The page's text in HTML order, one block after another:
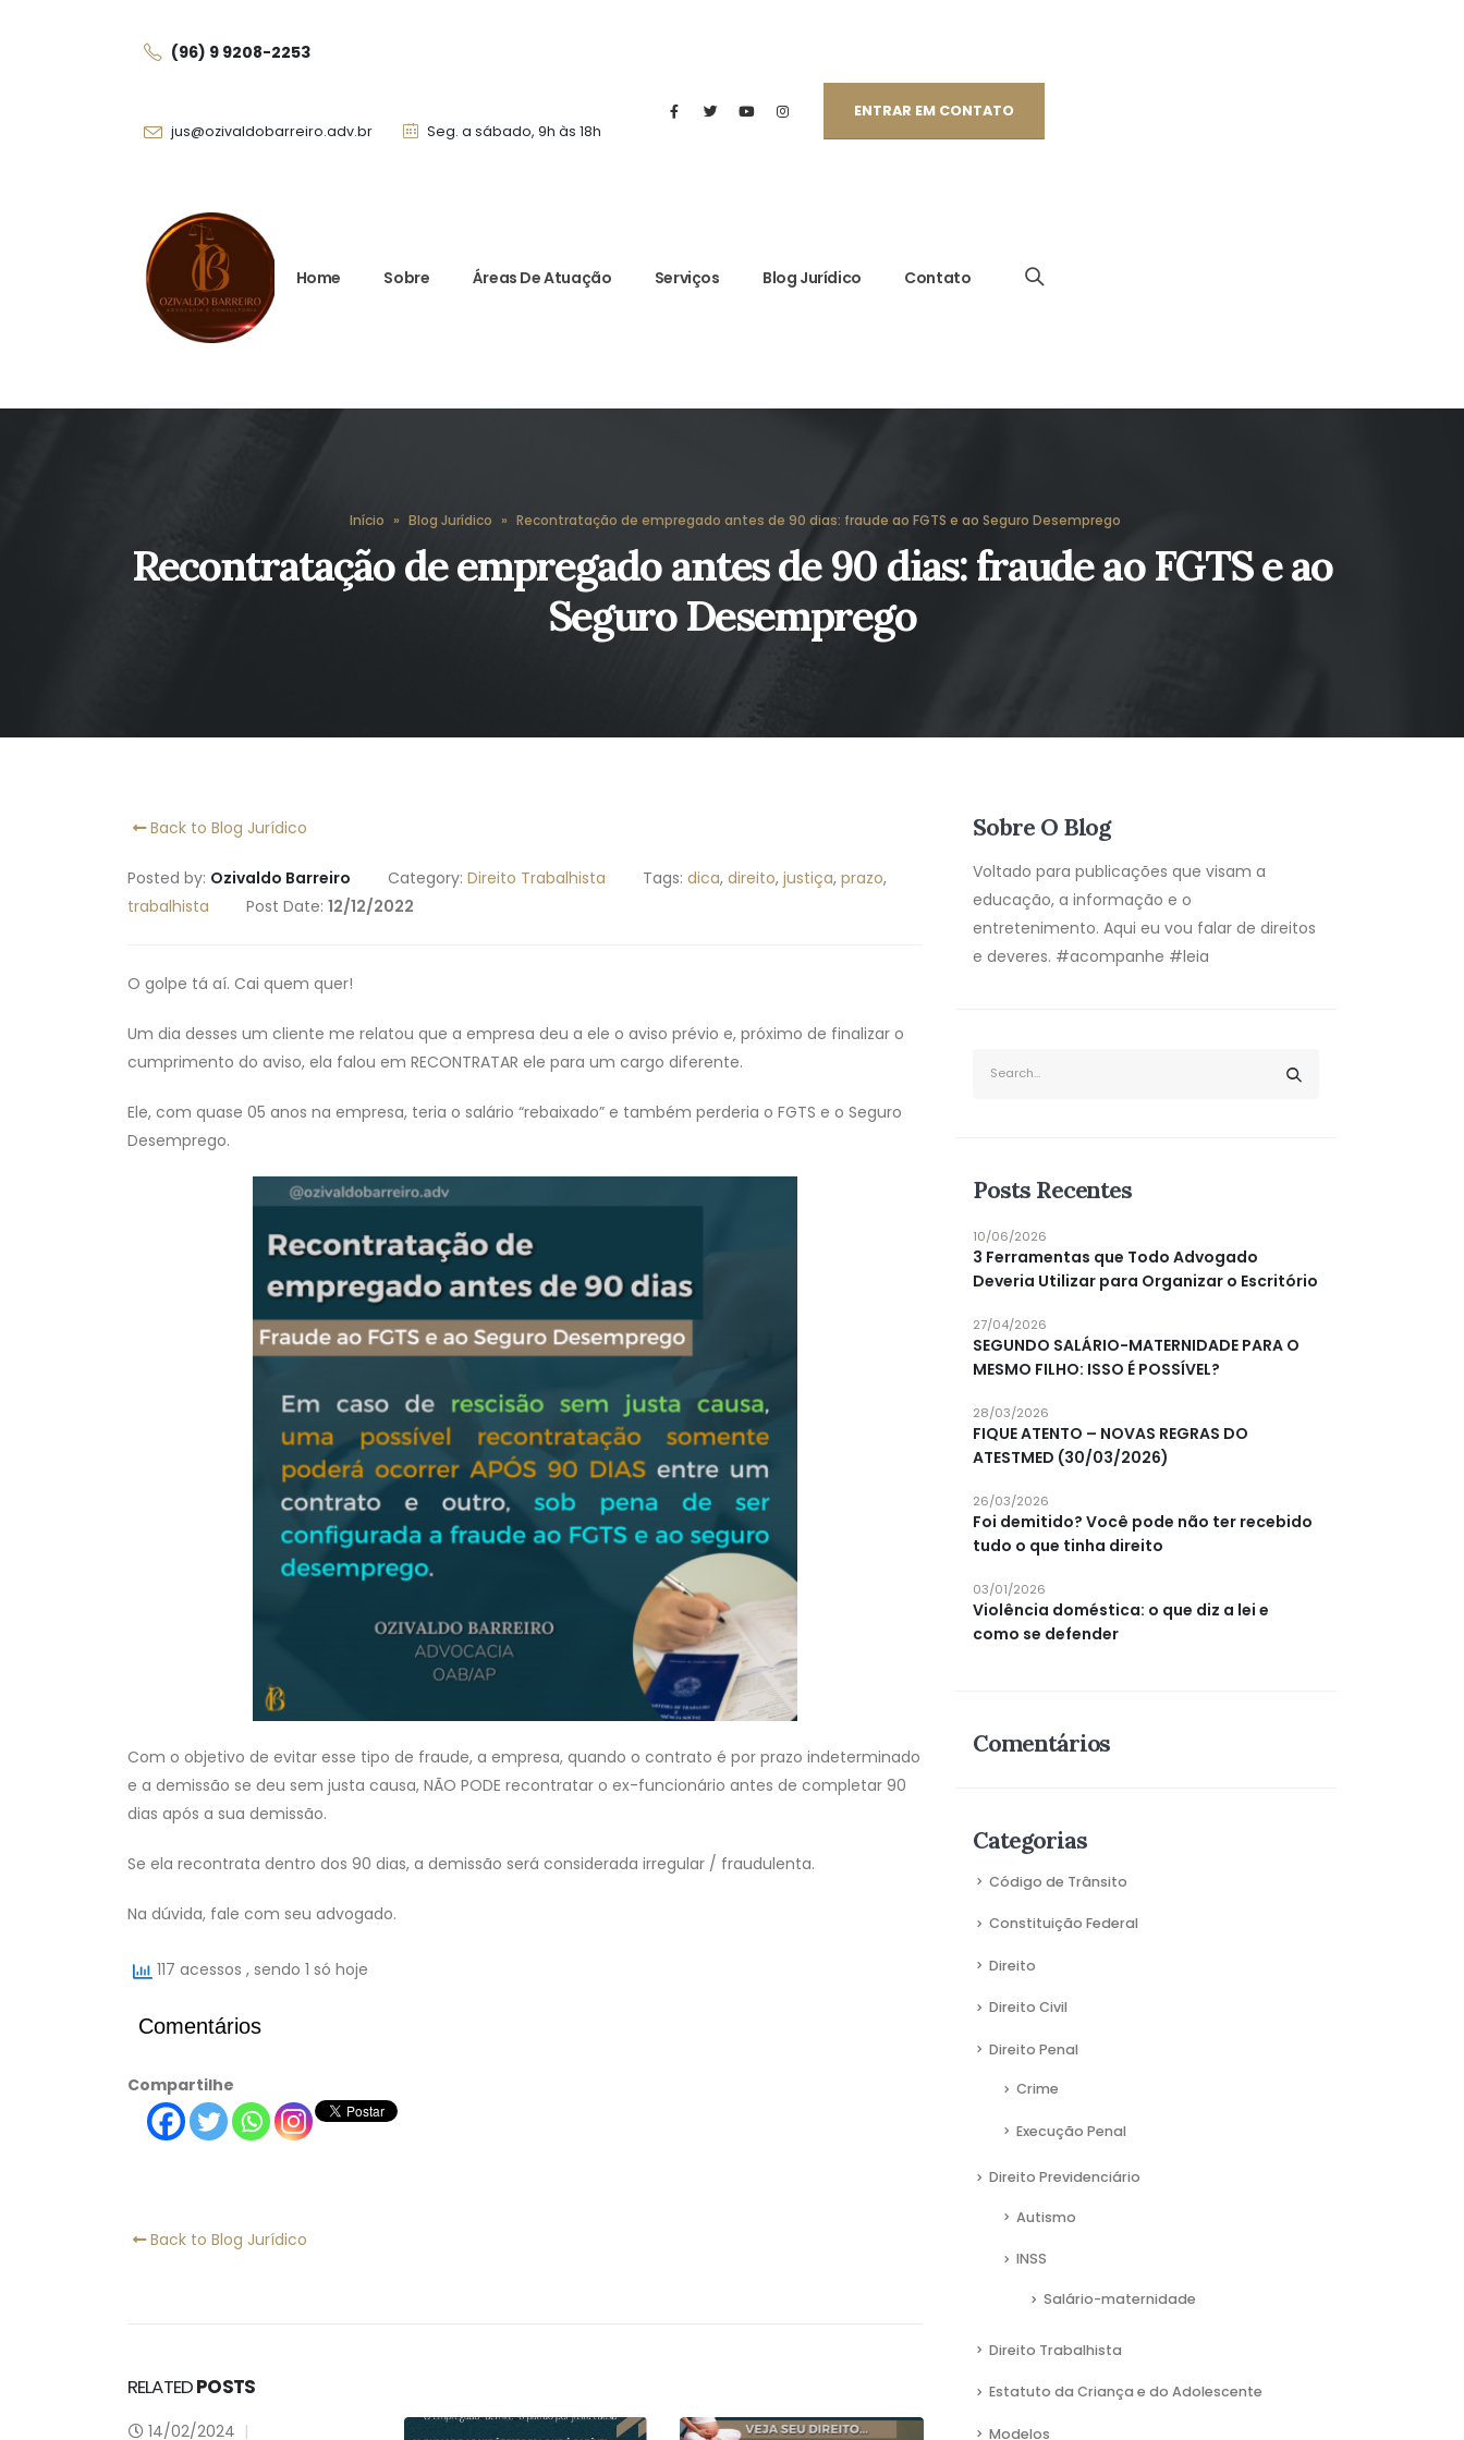
(96) 9 9208-2253
jus@ozivaldobarreiro.adv.br Seg. a sábado, 9h às 18h
ENTRAR EM CONTATO
Home Sobre Áreas De Atuação Serviços Blog Jurídico Contato
Início » Blog Jurídico » Recontratação de empregado antes de 90 dias: fraude ao FGTS e ao Seguro Desemprego
Recontratação de empregado antes de 90 dias: fraude ao FGTS e ao
Seguro Desemprego
Back to Blog Jurídico
Posted by: Ozivaldo Barreiro Category: Direito Trabalhista Tags: dica, direito, justiça, prazo,
trabalhista
Post Date: 12/12/2022
O golpe tá aí. Cai quem quer!
Um dia desses um cliente me relatou que a empresa deu a ele o aviso prévio e, próximo de finalizar o
cumprimento do aviso, ela falou em RECONTRATAR ele para um cargo diferente.
Ele, com quase 05 anos na empresa, teria o salário “rebaixado” e também perderia o FGTS e o Seguro
Desemprego.
Com o objetivo de evitar esse tipo de fraude, a empresa, quando o contrato é por prazo indeterminado
e a demissão se deu sem justa causa, NÃO PODE recontratar o ex-funcionário antes de completar 90
dias após a sua demissão.
Se ela recontrata dentro dos 90 dias, a demissão será considerada irregular / fraudulenta.
Na dúvida, fale com seu advogado.
117 acessos , sendo 1 só hoje
Comentários
Compartilhe
Back to Blog Jurídico
RELATEDPOSTS
08/12/2022
Sobre O Blog
Voltado para publicações que visam a
educação, a informação e o
entretenimento. Aqui eu vou falar de direitos
e deveres. #acompanhe #leia
Posts Recentes
3 Ferramentas que Todo Advogado
Deveria Utilizar para Organizar o Escritório
10/06/2026
SEGUNDO SALÁRIO-MATERNIDADE PARA O
MESMO FILHO: ISSO É POSSÍVEL?
27/04/2026
FIQUE ATENTO – NOVAS REGRAS DO
ATESTMED (30/03/2026)
28/03/2026
Foi demitido? Você pode não ter recebido
tudo o que tinha direito
26/03/2026
Violência doméstica: o que diz a lei e
como se defender
03/01/2026
Comentários
Categorias
Código de Trânsito
Constituição Federal
Direito
Direito Civil
Direito Penal
Crime
Execução Penal
Direito Previdenciário
Autismo
INSS
Salário-maternidade
Direito Trabalhista
Estatuto da Criança e do Adolescente
Modelos